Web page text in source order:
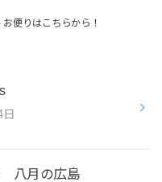
便りはこちらから！
八月の広島